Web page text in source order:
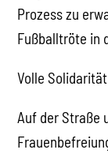
Prozess zu
Fußballtröte in
Volle
Auf der Straße